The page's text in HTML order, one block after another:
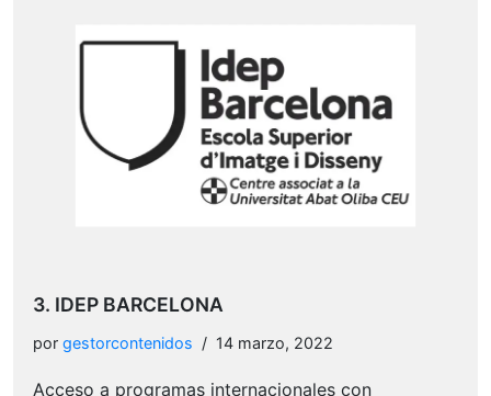
3. IDEP BARCELONA
por gestorcontenidos 14 marzo, 2022
Acceso a programas internacionales con